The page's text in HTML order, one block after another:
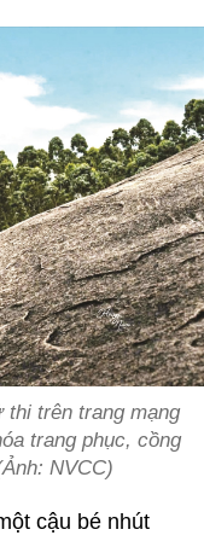
trên trang mạng
trang phục, cồng
NVCC)
cậu bé nhút